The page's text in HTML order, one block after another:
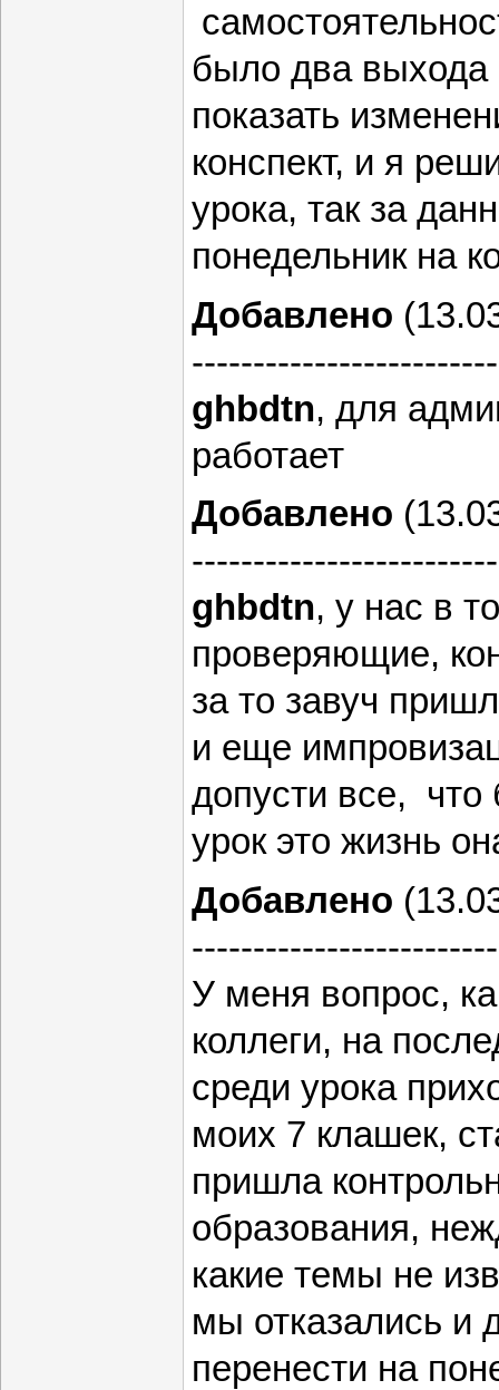
было два выхода
показать
конспект, и я
урока, так за
понедельник на
Добавлено
ghbdtn, для
работает
Добавлено
ghbdtn, у нас в
проверяющие,
за то завуч
и еще
допусти все,
урок это жизнь
Добавлено
У меня вопрос,
коллеги, на
среди урока
моих 7 клашек,
пришла
образования,
какие темы не
мы отказались и
перенести на